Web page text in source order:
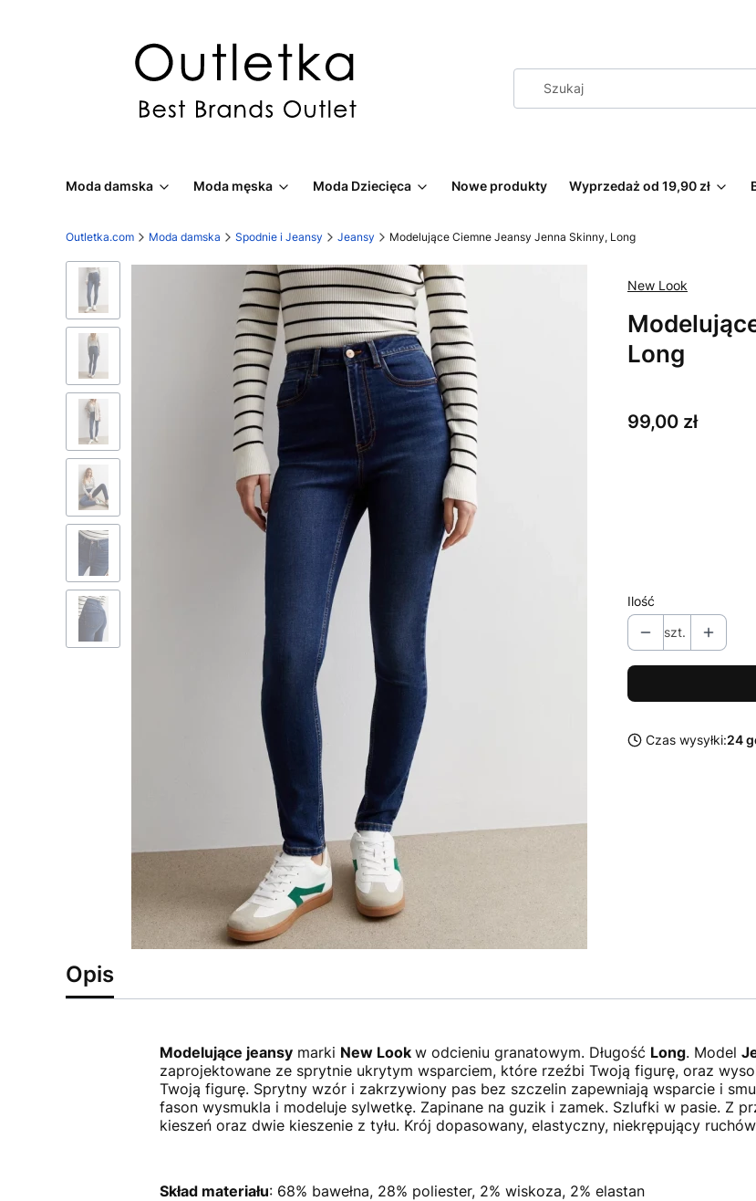
Moda damska Moda męska Moda Dziecięca Nowe produkty Wyprzedaż od 19,90 zł
Outletka.com Moda damska Spodnie i Jeansy Jeansy Modelujące Ciemne Jeansy Jenna Skinny, Long
New Look
Long
Cena
99,00 zł
Poszczególne
Ilość
szt.
Czas wysyłki:24
Opis
Modelujące jeansymarki New Look w odcieniu granatowym. Długość Long. Model
zaprojektowane ze sprytnie ukrytym wsparciem, które rzeźbi Twoją figurę, oraz
Twoją figurę. Sprytny wzór i zakrzywiony pas bez szczelin zapewniają wsparcie i
fason wysmukla i modeluje sylwetkę. Zapinane na guzik i zamek. Szlufki w pasie. Z
kieszeń oraz dwie kieszenie z tyłu. Krój dopasowany, elastyczny, niekrępujący
Skład materiału: 68% bawełna, 28% poliester, 2% wiskoza, 2% elastan